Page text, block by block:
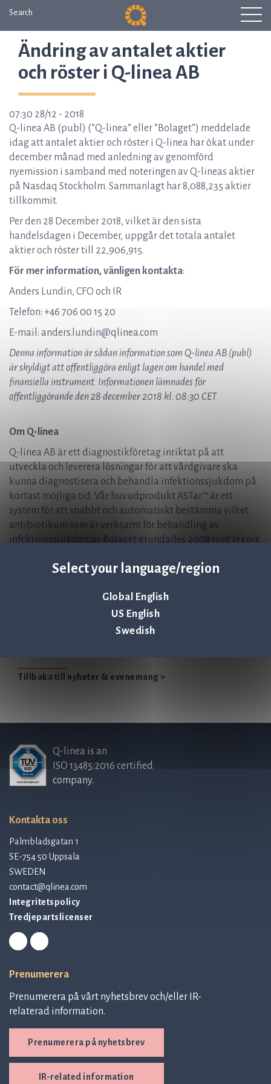
Select your language/region
Global English
US English
Swedish
Search
Ändring av antalet aktier
och röster i Q-linea AB
07:30 28/12 - 2018
Q-linea AB (publ) (”Q-linea” eller ”Bolaget”) meddelade
idag att antalet aktier och röster i Q-linea har ökat under
december månad med anledning av genomförd
nyemission i samband med noteringen av Q-lineas aktier
på Nasdaq Stockholm. Sammanlagt har 8,088,235 aktier
tillkommit.
Per den 28 December 2018, vilket är den sista
handelsdagen i December, uppgår det totala antalet
aktier och röster till 22,906,915.
För mer information, vänligen kontakta:
Anders Lundin, CFO och IR
Telefon: +46 706 00 15 20
E-mail: anders.lundin@qlinea.com
Denna information är sådan information som Q-linea AB (publ)
är skyldigt att offentliggöra enligt lagen om handel med
finansiella instrument. Informationen lämnades för
offentliggörande den 28 december 2018 kl. 08:30 CET
Om Q-linea
Q-linea AB är ett diagnostikföretag inriktat på att
utveckla och leverera lösningar för att vårdgivare ska
kunna diagnostisera och behandla infektionssjukdom på
kortast möjliga tid. Vår huvudprodukt ASTar™ är ett
system för att snabbt och automatiskt bestämma vilket
antibiotikum som är verksamt för behandling av
infektionssjukdomar. Bolaget grundades 2008 runt teknik
Uppsala universitet, tillsammans med bland annat Olink
Pressmeddelande (PDF)
Tillbaka till nyheter & evenemang >
Q-linea is an
ISO 13485:2016 certified
company.
Kontakta oss
Palmbladsgatan 1
SE-754 50 Uppsala
SWEDEN
contact@qlinea.com
Integritetspolicy
Tredjepartslicenser
Prenumerera
Prenumerera på vårt nyhetsbrev och/eller IR-
relaterad information.
Prenumerera på nyhetsbrev
IR-related information